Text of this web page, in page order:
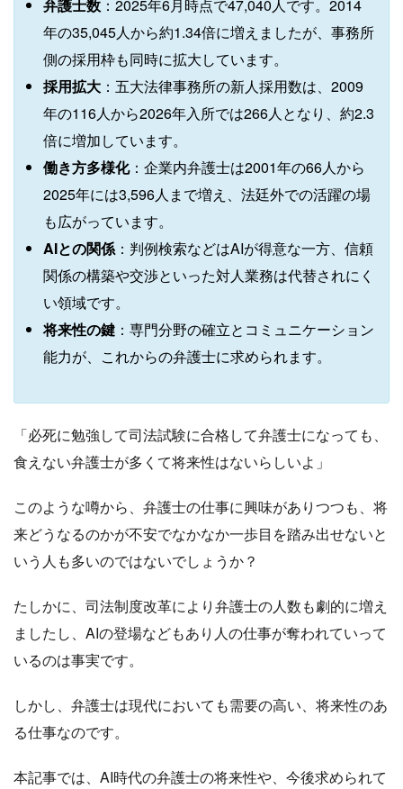
弁護士数 ：2025年6月時点で47,040人です。2014
年の35,045人から約1.34倍に増えましたが、事務所
側の採用枠も同時に拡大しています。
採用拡大 ：五大法律事務所の新人採用数は、2009
年の116人から2026年入所では266人となり、約2.3
倍に増加しています。
働き方多様化：企業内弁護士は2001年の66人から
2025年には3,596人まで増え、法廷外での活躍の場
も広がっています。
AIとの関係：判例検索などはAIが得意な一方、信頼
関係の構築や交渉といった対人業務は代替されにく
い領域です。
将来性の鍵 ：専門分野の確立とコミュニケーション
能力が、これからの弁護士に求められます。
「必死に勉強して司法試験に合格して弁護士になっても、
食えない弁護士が多くて将来性はないらしいよ」
このような噂から、弁護士の仕事に興味がありつつも、将
来どうなるのかが不安でなかなか一歩目を踏み出せないと
いう人も多いのではないでしょうか？
たしかに、司法制度改革により弁護士の人数も劇的に増え
ましたし、AIの登場などもあり人の仕事が奪われていって
いるのは事実です。
しかし、弁護士は現代においても需要の高い、将来性のあ
る仕事なのです。
本記事では、AI時代の弁護士の将来性や、今後求められて